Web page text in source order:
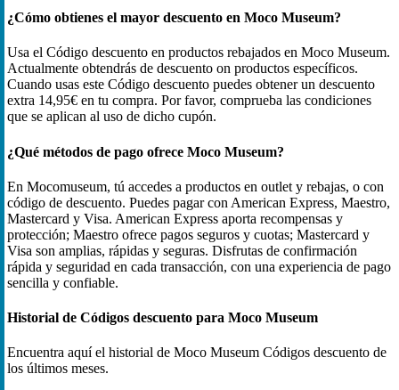
¿Cómo obtienes el mayor descuento en Moco Museum?
Usa el Código descuento en productos rebajados en Moco Museum.
Actualmente obtendrás de descuento on productos específicos.
Cuando usas este Código descuento puedes obtener un descuento
extra 14,95€ en tu compra. Por favor, comprueba las condiciones
que se aplican al uso de dicho cupón.
¿Qué métodos de pago ofrece Moco Museum?
En Mocomuseum, tú accedes a productos en outlet y rebajas, o con
código de descuento. Puedes pagar con American Express, Maestro,
Mastercard y Visa. American Express aporta recompensas y
protección; Maestro ofrece pagos seguros y cuotas; Mastercard y
Visa son amplias, rápidas y seguras. Disfrutas de confirmación
rápida y seguridad en cada transacción, con una experiencia de pago
sencilla y confiable.
Historial de Códigos descuento para Moco Museum
Encuentra aquí el historial de Moco Museum Códigos descuento de
los últimos meses.